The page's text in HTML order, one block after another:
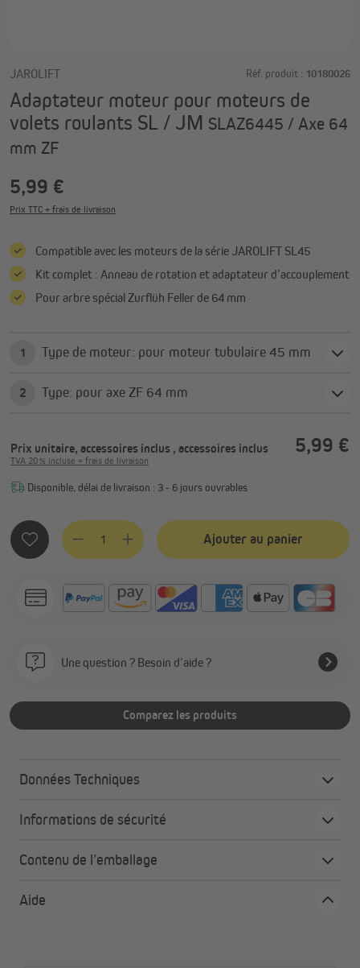
JAROLIFT Réf. produit : 10180026
Adaptateur moteur pour moteurs de
volets roulants SL / JM SLAZ6445 / Axe 64
mm ZF
5,99 €
Prix TTC + frais de livraison
Compatible avec les moteurs de la série JAROLIFT SL45
Kit complet : Anneau de rotation et adaptateur d’accouplement
Pour arbre spécial Zurflüh Feller de 64 mm
1 Type de moteur: pour moteur tubulaire 45 mm
2 Type: pour axe ZF 64 mm
Prix unitaire, accessoires inclus , accessoires inclus 5,99 €
TVA 20 % incluse + frais de livraison
Disponible, délai de livraison : 3 - 6 jours ouvrables
Quantité de produit : Entrez la quantité souhaitée ou
Ajouter au panier
Une question ? Besoin d’aide ?
Comparez les produits
Données Techniques
Informations de sécurité
Contenu de l’emballage
Aide